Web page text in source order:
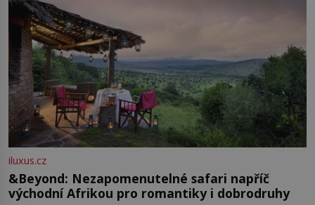
iluxus.cz
&Beyond: Nezapomenutelné safari napříč
východní Afrikou pro romantiky i dobrodruhy